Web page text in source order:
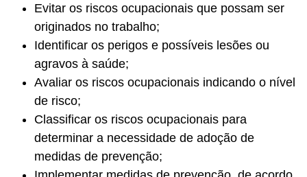
Evitar os riscos ocupacionais que possam ser
originados no trabalho;
Identificar os perigos e possíveis lesões ou
agravos à saúde;
Avaliar os riscos ocupacionais indicando o nível
de risco;
Classificar os riscos ocupacionais para
determinar a necessidade de adoção de
medidas de prevenção;